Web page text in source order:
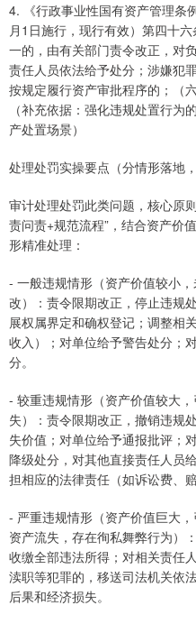
4. 《行政事业性国有资产管理条
月1日施行，现行有效）第四十
一的，由有关部门责令改正，对
责任人员依法给予处分；涉嫌犯
按规定履行资产审批程序的；（
（补充依据：强化违规处置行
产处置场景）
处理处罚实操要点（分情形落地
审计处理处罚此类问题，核心原
责问责+规范流程”，结合资产价
形精准处理：
- 一般违规情形（资产价值较小
改）：责令限期改正，停止违规
展权属界定和确权登记；调整相
收入）；对单位给予警告处分；
分。
- 较重违规情形（资产价值较大
失）：责令限期改正，撤销违规
失价值；对单位给予通报批评；
降级处分，对其他直接责任人员
担相应的法律责任（如诉讼费、赔
- 严重违规情形（资产价值巨大
资产流失，存在徇私舞弊行为）
收缴全部违法所得；对相关责任
渎职等犯罪的，移送司法机关依
后果和经济损失。